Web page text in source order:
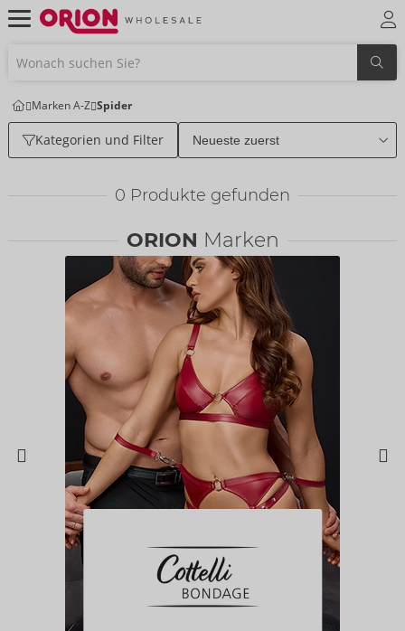
Marken A-Z Spider
Kategorien und Filter
0 Produkte gefunden
ORION Marken